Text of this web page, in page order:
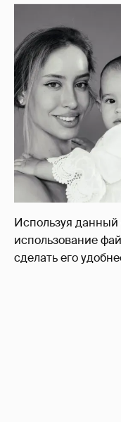
Используя данный
использование
сделать его
Девушка
снялась с
фотосессии